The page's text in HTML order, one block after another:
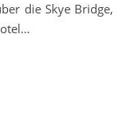
die Skye Bridge,